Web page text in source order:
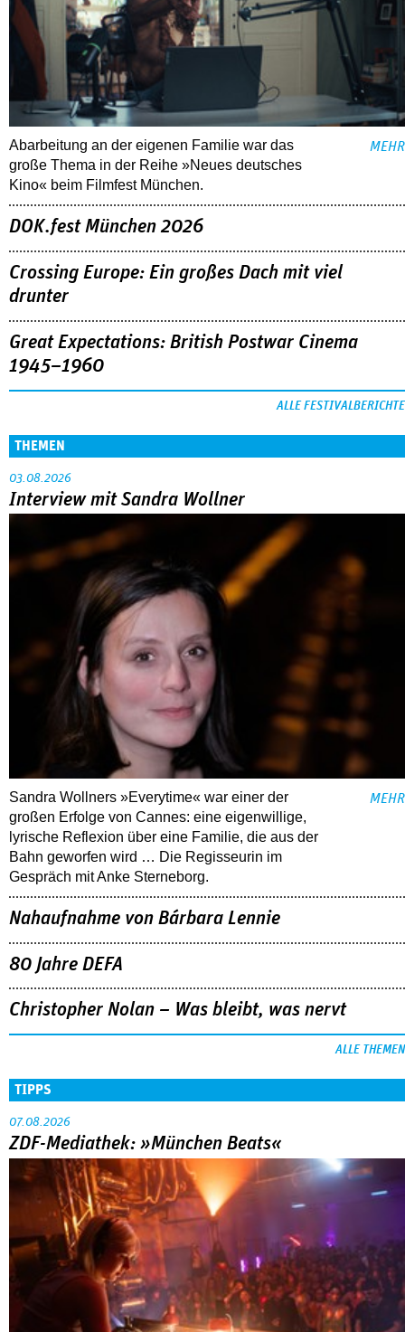
Abarbeitung an der eigenen Familie war das
große Thema in der Reihe »Neues deutsches
Kino« beim Filmfest München.
MEHR
DOK.fest München 2026
Crossing Europe: Ein großes Dach mit viel
drunter
Great Expectations: British Postwar Cinema
1945–1960
ALLE FESTIVALBERICHTE
THEMEN
03.08.2026
Interview mit Sandra Wollner
Sandra Wollners »Everytime« war einer der
großen Erfolge von Cannes: eine eigenwillige,
lyrische Reflexion über eine ­Familie, die aus der
Bahn geworfen wird … Die Regisseurin im
Gespräch mit Anke Sterneborg.
MEHR
Nahaufnahme von Bárbara Lennie
80 Jahre DEFA
Christopher Nolan – Was bleibt, was nervt
ALLE THEMEN
TIPPS
07.08.2026
ZDF-Mediathek: »München Beats«